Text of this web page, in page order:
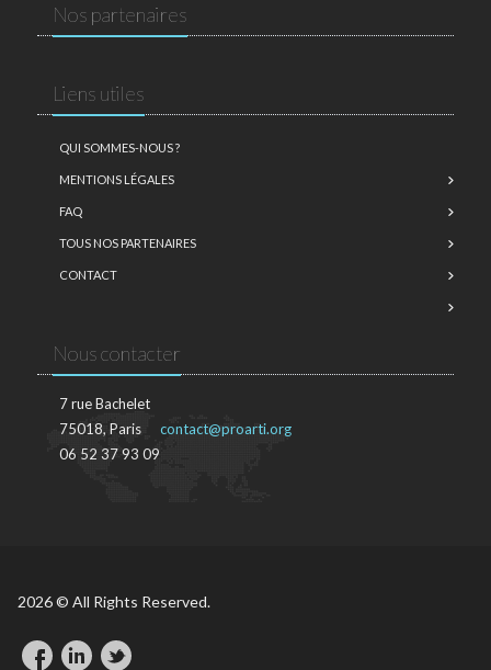
Nos partenaires
Liens utiles
QUI SOMMES-NOUS ?
MENTIONS LÉGALES
FAQ
TOUS NOS PARTENAIRES
CONTACT
Nous contacter
7 rue Bachelet
75018, Paris
06 52 37 93 09
contact@proarti.org
2026 © All Rights Reserved.